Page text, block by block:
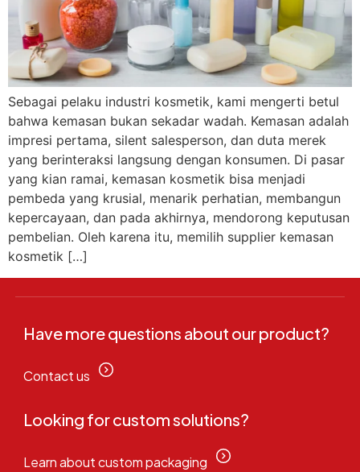
Sebagai pelaku industri kosmetik, kami mengerti betul
bahwa kemasan bukan sekadar wadah. Kemasan adalah
impresi pertama, silent salesperson, dan duta merek
yang berinteraksi langsung dengan konsumen. Di pasar
yang kian ramai, kemasan kosmetik bisa menjadi
pembeda yang krusial, menarik perhatian, membangun
kepercayaan, dan pada akhirnya, mendorong keputusan
pembelian. Oleh karena itu, memilih supplier kemasan
kosmetik […]
Have more questions about our product?
Contact us
Looking for custom solutions?
Learn about custom packaging